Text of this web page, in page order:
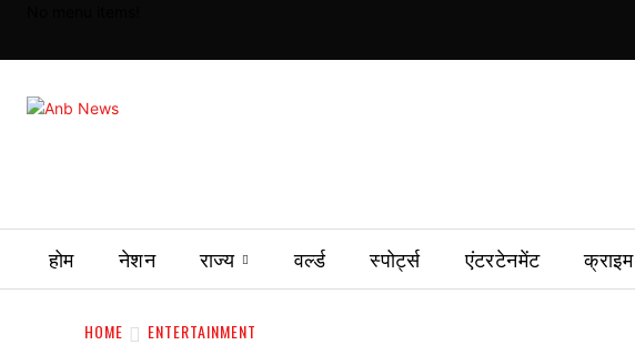
होम नेशन राज्य वर्ल्ड स्पोर्ट्स एंटरटेनमेंट क्राइम
HOME ENTERTAINMENT